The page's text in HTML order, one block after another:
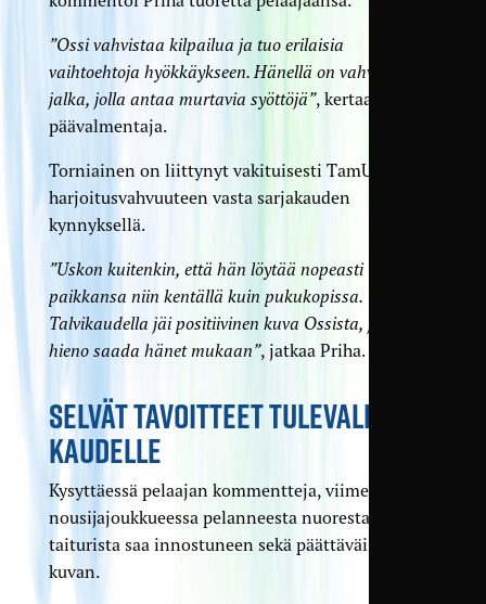
”Ossi vahvistaa kilpailua ja tuo erilaisia
vaihtoehtoja hyökkäykseen. Hänellä on vahva vasen
jalka, jolla antaa murtavia syöttöjä”, kertaa
päävalmentaja.
Torniainen on liittynyt vakituisesti TamUn
harjoitusvahvuuteen vasta sarjakauden
kynnyksellä.
”Uskon kuitenkin, että hän löytää nopeasti
paikkansa niin kentällä kuin pukukopissa.
Talvikaudella jäi positiivinen kuva Ossista, joten
hieno saada hänet mukaan”, jatkaa Priha.
SELVÄT TAVOITTEET TULEVALLE
KAUDELLE
Kysyttäessä pelaajan kommentteja, viime kauden
nousijajoukkueessa pelanneesta nuoresta
taiturista saa innostuneen sekä päättäväisen
kuvan.